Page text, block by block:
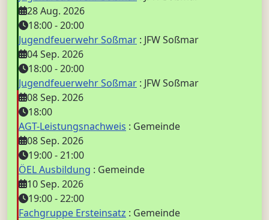
28 Aug. 2026
18:00-20:00
Jugendfeuerwehr Soßmar : JFW Soßmar
04 Sep. 2026
18:00-20:00
Jugendfeuerwehr Soßmar : JFW Soßmar
08 Sep. 2026
18:00
AGT-Leistungsnachweis : Gemeinde
08 Sep. 2026
19:00-21:00
ÖEL Ausbildung : Gemeinde
10 Sep. 2026
19:00-22:00
Fachgruppe Ersteinsatz : Gemeinde